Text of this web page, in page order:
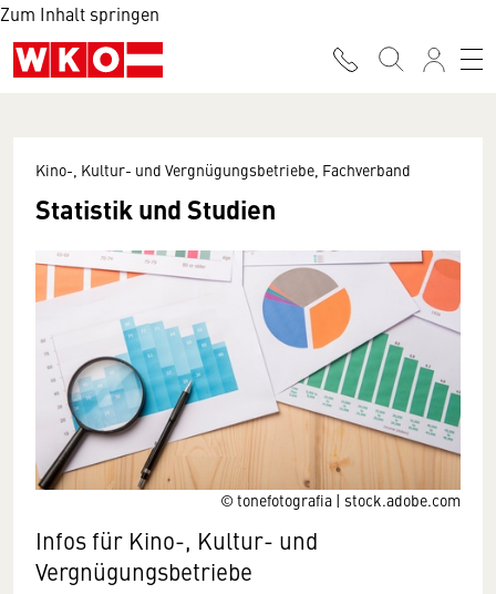
Zum Inhalt springen
© tonefotografia | stock.adobe.com
Kino-, Kultur- und Vergnügungsbetriebe, Fachverband
Statistik und Studien
Infos für Kino-, Kultur- und
Vergnügungsbetriebe